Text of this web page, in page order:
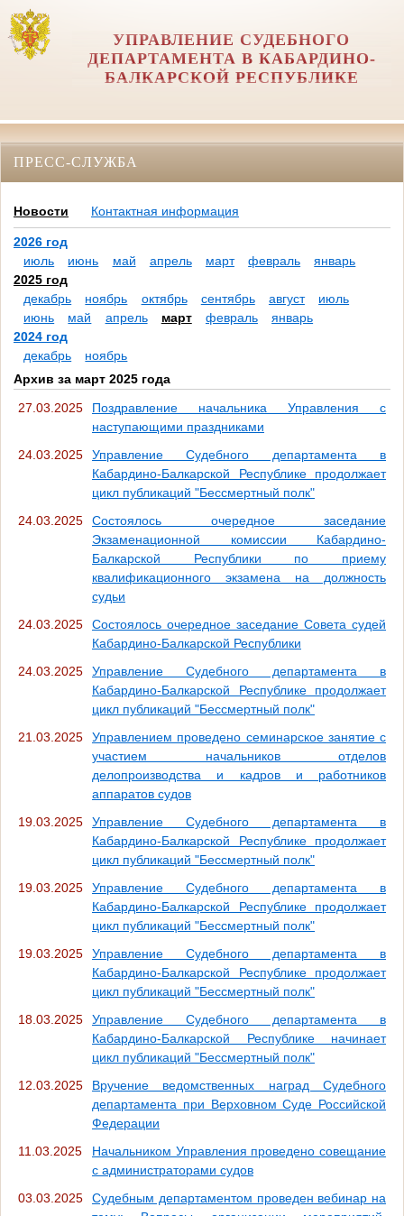
УПРАВЛЕНИЕ СУДЕБНОГО
ДЕПАРТАМЕНТА В КАБАРДИНО-
БАЛКАРСКОЙ РЕСПУБЛИКЕ
ПРЕСС-СЛУЖБА
Новости Контактная информация
2026 год
июль
июнь май апрель март февраль
январь
2025 год
декабрь
ноябрь октябрь сентябрь август
июль
июнь
май апрель март февраль
январь
2024 год
декабрь
ноябрь
Архив за март 2025 года
27.03.2025
Поздравление начальника Управления с
наступающими праздниками
24.03.2025
Управление Судебного департамента в
Кабардино-Балкарской Республике продолжает
цикл публикаций "Бессмертный полк"
24.03.2025
Состоялось очередное заседание
Экзаменационной комиссии Кабардино-
Балкарской Республики по приему
квалификационного экзамена на должность
судьи
24.03.2025
Состоялось очередное заседание Совета судей
Кабардино-Балкарской Республики
24.03.2025
Управление Судебного департамента в
Кабардино-Балкарской Республике продолжает
цикл публикаций "Бессмертный полк"
21.03.2025
Управлением проведено семинарское занятие с
участием начальников отделов
делопроизводства и кадров и работников
аппаратов судов
19.03.2025
Управление Судебного департамента в
Кабардино-Балкарской Республике продолжает
цикл публикаций "Бессмертный полк"
19.03.2025
Управление Судебного департамента в
Кабардино-Балкарской Республике продолжает
цикл публикаций "Бессмертный полк"
19.03.2025
Управление Судебного департамента в
Кабардино-Балкарской Республике продолжает
цикл публикаций "Бессмертный полк"
18.03.2025
Управление Судебного департамента в
Кабардино-Балкарской Республике начинает
цикл публикаций "Бессмертный полк"
12.03.2025
Вручение ведомственных наград Судебного
департамента при Верховном Суде Российской
Федерации
11.03.2025
Начальником Управления проведено совещание
с администраторами судов
03.03.2025
Судебным департаментом проведен вебинар на